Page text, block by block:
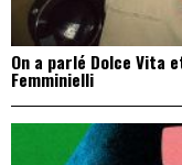
On a parlé Dolce Vita
Femminielli